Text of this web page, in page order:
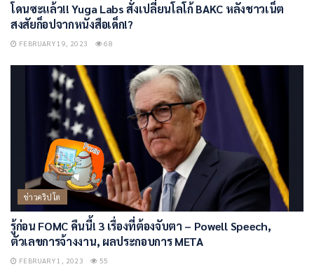
โดนซะแล้ว!! Yuga Labs สั่งเปลี่ยนโลโก้ BAKC หลังชาวเน็ต
สงสัยก็อปจากหนังสือเด็ก!?
FEBRUARY 19, 2023 68
ข่าวคริปโต
รู้ก่อน FOMC คืนนี้! 3 เรื่องที่ต้องจับตา – Powell Speech,
ตัวเลขการจ้างงาน, ผลประกอบการ META
FEBRUARY 1, 2023 55